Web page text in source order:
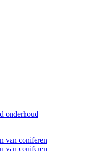
onderhoud
van coniferen
van coniferen